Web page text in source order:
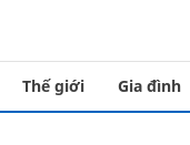
Thế giới Gia đình